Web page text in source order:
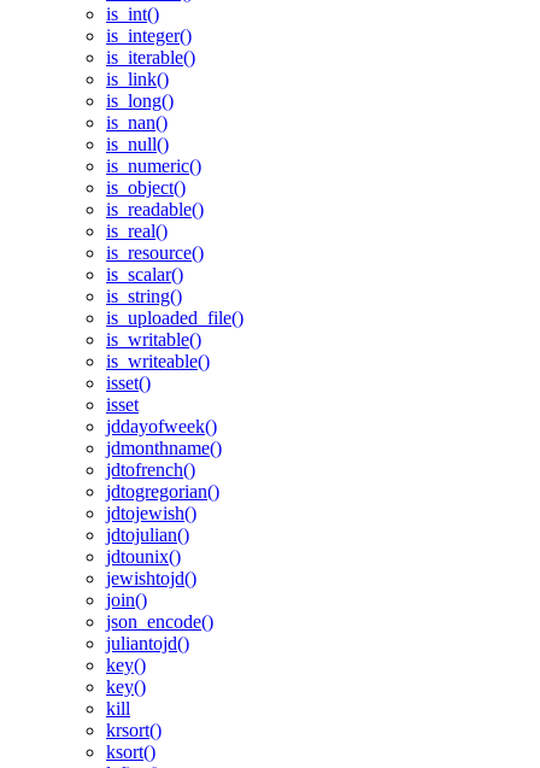
is_int()
is_integer()
is_iterable()
is_link()
is_long()
is_nan()
is_null()
is_numeric()
is_object()
is_readable()
is_real()
is_resource()
is_scalar()
is_string()
is_uploaded_file()
is_writable()
is_writeable()
isset()
isset
jddayofweek()
jdmonthname()
jdtofrench()
jdtogregorian()
jdtojewish()
jdtojulian()
jdtounix()
jewishtojd()
join()
json_encode()
juliantojd()
key()
key()
kill
krsort()
ksort()